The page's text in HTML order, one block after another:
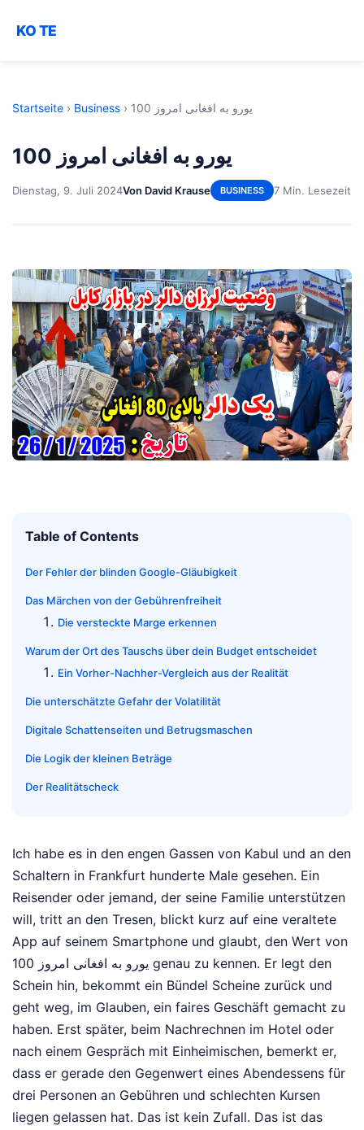
KO TE
Startseite › Business › 100 یورو به افغانی امروز
100 یورو به افغانی امروز
Dienstag, 9. Juli 2024Von David Krause BUSINESS 7 Min. Lesezeit
Table of Contents
Der Fehler der blinden Google-Gläubigkeit
Das Märchen von der Gebührenfreiheit
Die versteckte Marge erkennen
Warum der Ort des Tauschs über dein Budget entscheidet
Ein Vorher-Nachher-Vergleich aus der Realität
Die unterschätzte Gefahr der Volatilität
Digitale Schattenseiten und Betrugsmaschen
Die Logik der kleinen Beträge
Der Realitätscheck
Ich habe es in den engen Gassen von Kabul und an den
Schaltern in Frankfurt hunderte Male gesehen. Ein
Reisender oder jemand, der seine Familie unterstützen
will, tritt an den Tresen, blickt kurz auf eine veraltete
App auf seinem Smartphone und glaubt, den Wert von
100 یورو به افغانی امروز genau zu kennen. Er legt den
Schein hin, bekommt ein Bündel Scheine zurück und
geht weg, im Glauben, ein faires Geschäft gemacht zu
haben. Erst später, beim Nachrechnen im Hotel oder
nach einem Gespräch mit Einheimischen, bemerkt er,
dass er gerade den Gegenwert eines Abendessens für
drei Personen an Gebühren und schlechten Kursen
liegen gelassen hat. Das ist kein Zufall. Das ist das